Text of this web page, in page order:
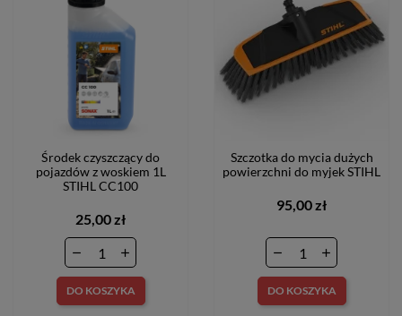
Środek czyszczący do
pojazdów z woskiem 1L
STIHL CC100
25,00 zł
DO KOSZYKA
Szczotka do mycia dużych
powierzchni do myjek STIHL
95,00 zł
DO KOSZYKA